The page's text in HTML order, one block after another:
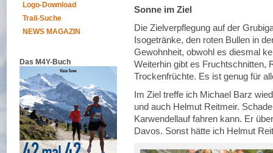
Logo-Download
Trail-Suche
NEWS MAGAZIN
Das M4Y-Buch
Sonne im Ziel
Die Zielverpflegung auf der
Isogetränke, den roten Bullen in
Gewohnheit, obwohl es diesmal
Weiterhin gibt es Fruchtschnitten,
Trockenfrüchte. Es ist genug für
Im Ziel treffe ich Michael Barz
und auch Helmut Reitmeir.
Karwendellauf fahren kann. Er
Davos. Sonst hätte ich Helmut